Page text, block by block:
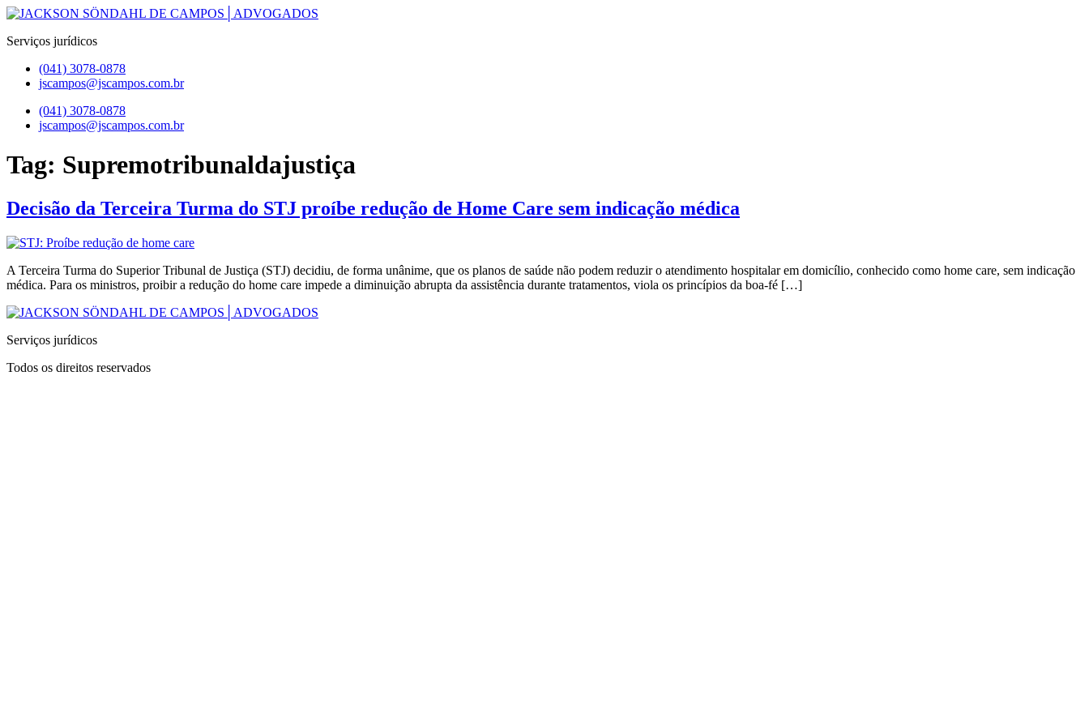
Pular
o
Serviços jurídicos
(041) 3078-0878
jscampos@jscampos.com.br
Menu
(041) 3078-0878
jscampos@jscampos.com.br
Tag: Supremotribunaldajustiça
Decisão da Terceira Turma do STJ proíbe redução de Home Care sem indicação médica
A Terceira Turma do Superior Tribunal de Justiça (STJ) decidiu, de forma unânime, que os planos de saúde não podem reduzir o atendimento hospitalar em domicílio, conhecido como home care, sem indicação
médica. Para os ministros, proibir a redução do home care impede a diminuição abrupta da assistência durante tratamentos, viola os princípios da boa-fé […]
Serviços jurídicos
Todos os direitos reservados